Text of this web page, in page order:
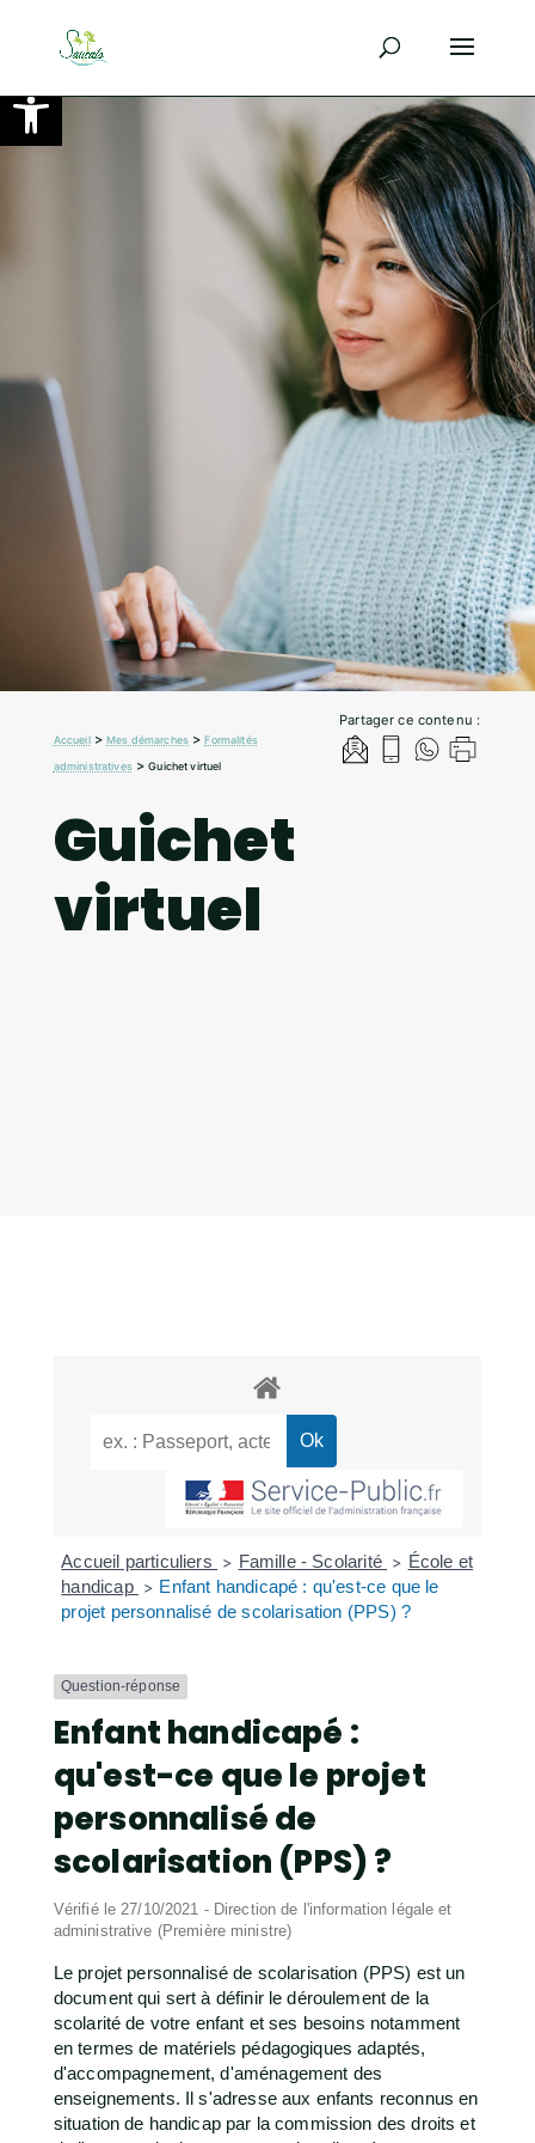
Ouvrir la barre d’outils
Partager ce contenu :
Accueil>Mes démarches >Formalités
administratives>Guichet virtuel
Guichet
virtuel
Accueil particuliers > Famille - Scolarité > École et
handicap > Enfant handicapé : qu'est-ce que le
projet personnalisé de scolarisation (PPS) ?
Question-réponse
Enfant handicapé :
qu'est-ce que le projet
personnalisé de
scolarisation (PPS) ?
Vérifié le 27/10/2021 - Direction de l'information légale et
administrative (Première ministre)
Le projet personnalisé de scolarisation (PPS) est un
document qui sert à définir le déroulement de la
scolarité de votre enfant et ses besoins notamment
en termes de matériels pédagogiques adaptés,
d'accompagnement, d'aménagement des
enseignements. Il s'adresse aux enfants reconnus en
situation de handicap par la commission des droits et